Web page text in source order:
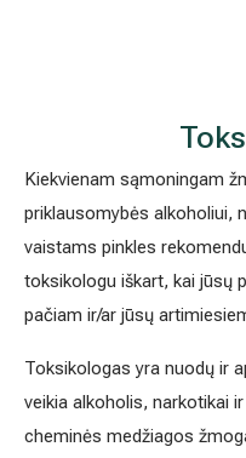
Kiekvienam sąmoningam
priklausomybės alkoholiui,
vaistams pinkles
toksikologu iškart, kai jūsų
pačiam ir/ar jūsų
Toksikologas yra nuodų ir
veikia alkoholis, narkotikai
cheminės medžiagos
Gastroenterologija
Ausų, nosies, gerklės
Išsiplėtusių kojų venų